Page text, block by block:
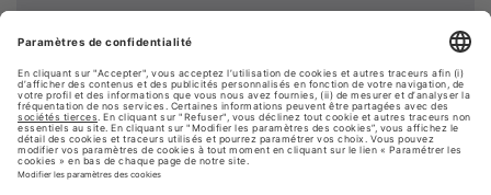
Voir plus de contenus...